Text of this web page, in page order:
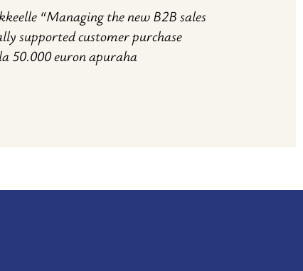
“Managing the new B2B sales
supported customer purchase
50.000 euron apuraha